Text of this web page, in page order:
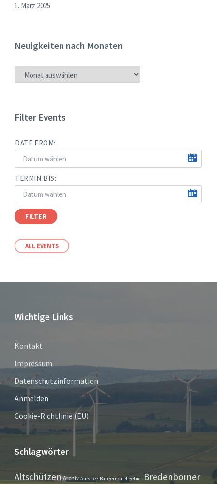
1. März 2025
Neuigkeiten nach Monaten
NEUIGKEITEN
NACH
Filter Events
DATE FROM:
TERMIN BIS:
FILTER
ALL EVENTS
Wichtige Links
Kontakt
Impressum
Datenschutzinformation
Anmelden
Cookie-Richtlinie (EU)
Schlagwörter
AltschützenArchiv Aufstieg Bangernquellgebiet Bredenborner